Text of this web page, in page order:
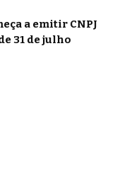
a emitir CNPJ
31 de julho